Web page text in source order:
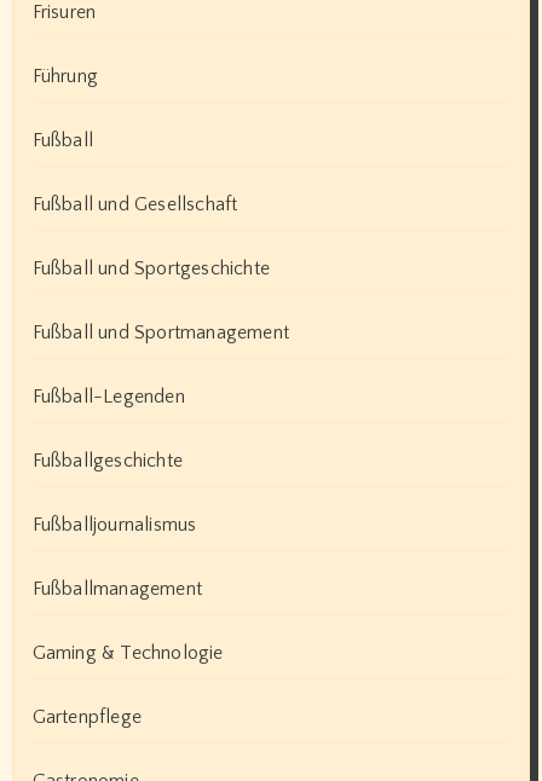
Frisuren
Führung
Fußball
Fußball und Gesellschaft
Fußball und Sportgeschichte
Fußball und Sportmanagement
Fußball-Legenden
Fußballgeschichte
Fußballjournalismus
Fußballmanagement
Gaming & Technologie
Gartenpflege